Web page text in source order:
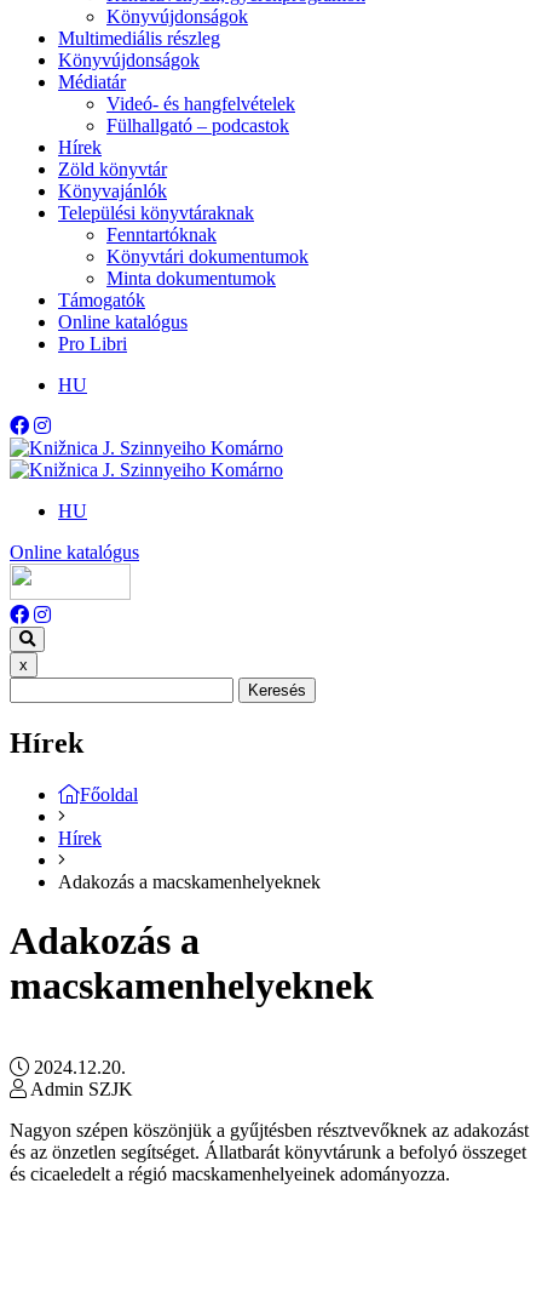
Könyvújdonságok
Multimediális részleg
Könyvújdonságok
Médiatár
Videó- és hangfelvételek
Fülhallgató – podcastok
Hírek
Zöld könyvtár
Könyvajánlók
Települési könyvtáraknak
Fenntartóknak
Könyvtári dokumentumok
Minta dokumentumok
Támogatók
Online katalógus
Pro Libri
HU
HU
Online katalógus
x
Keresés
Hírek
Főoldal
Hírek
Adakozás a macskamenhelyeknek
Adakozás a
macskamenhelyeknek
2024.12.20.
Admin SZJK
Nagyon szépen köszönjük a gyűjtésben résztvevőknek az adakozást
és az önzetlen segítséget. Állatbarát könyvtárunk a befolyó összeget
és cicaeledelt a régió macskamenhelyeinek adományozza.